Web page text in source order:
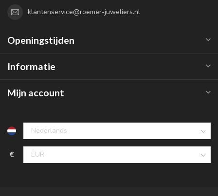
klantenservice@roemer-juweliers.nl
Openingstijden
Informatie
Mijn account
€